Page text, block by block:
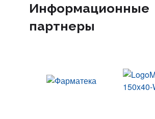
Информационные
партнеры